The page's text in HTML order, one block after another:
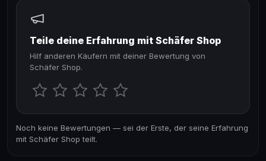
Teile deine Erfahrung mit Schäfer Shop
Hilf anderen Käufern mit deiner Bewertung von
Schäfer Shop.
Noch keine Bewertungen — sei der Erste, der seine Erfahrung
mit Schäfer Shop teilt.